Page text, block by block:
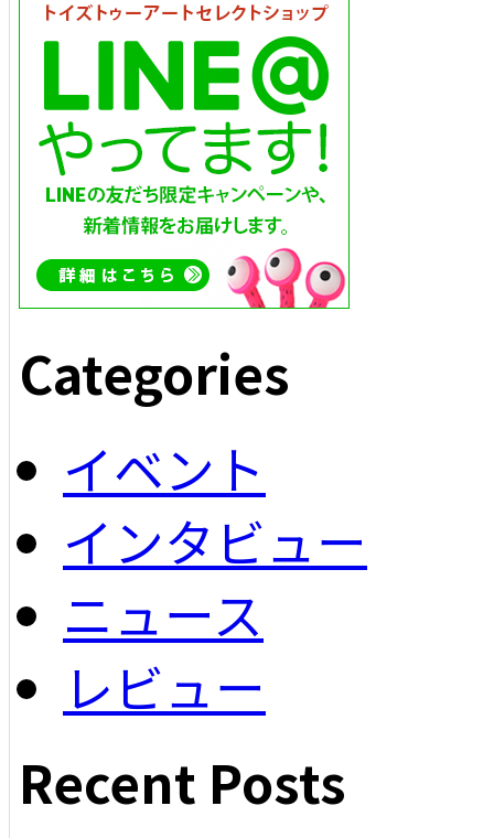
Categories
イベント
インタビュー
ニュース
レビュー
Recent Posts